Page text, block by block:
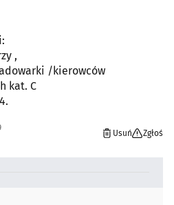
,
/kierowców
kat. C
Usuń Zgłoś